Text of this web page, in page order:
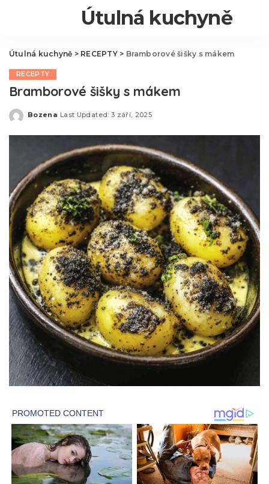
Útulná kuchyně
Útulná kuchyně > RECEPTY> Bramborové šišky s mákem
RECEPTY
Bramborové šišky s mákem
Posted
Bozena Last Updated: 3 září, 2025